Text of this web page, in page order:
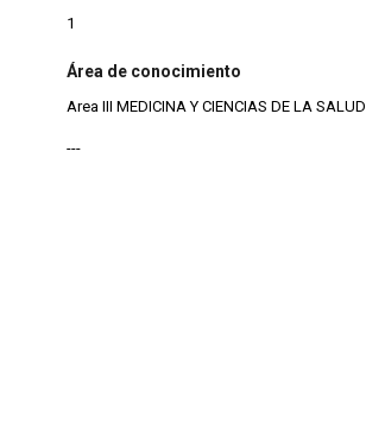
1
Área de conocimiento
Area III MEDICINA Y CIENCIAS DE LA SALUD
---